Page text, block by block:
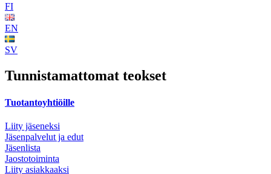
FI
EN
SV
Tunnistamattomat teokset
Tuotantoyhtiöille
Liity jäseneksi
Jäsenpalvelut ja edut
Jäsenlista
Jaostotoiminta
Liity asiakkaaksi